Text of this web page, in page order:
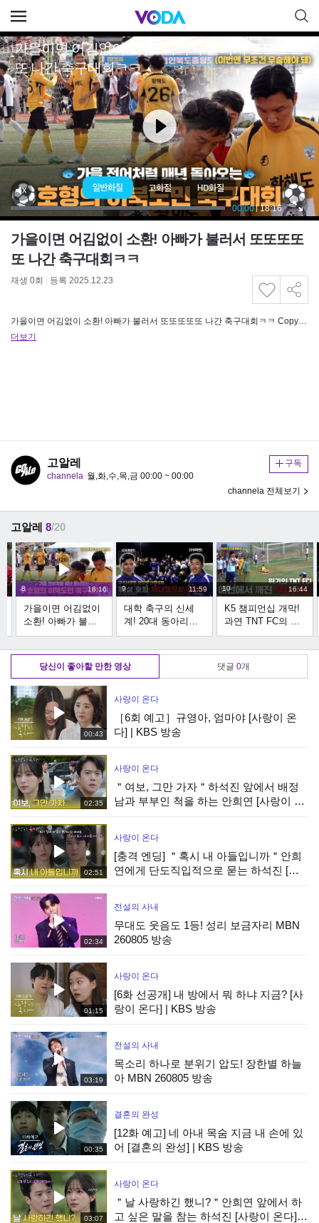
가을이면 어김없이 소환! 아빠가 불러서 또또또또
또 나간 축구대회ㅋㅋ
재생 0회 등록 2025.12.23
가을이면 어김없이 소환! 아빠가 불러서 또또또또또 나간 축구대회ㅋㅋ Copyright Ⓒ 채널A. All rights res…
더보기
고알레
channela 월,화,수,목,금 00:00 ~ 00:00
구독
channela 전체보기
고알레 8/20
8 18:16
가을이면 어김없이
소환! 아빠가 불러
서 또또또또또 나간
축구대회ㅋㅋ
9 11:59
대학 축구의 신세
계! 20대 동아리에
05·09학번 레전드
형들이 떴다!
10 16:44
K5 챔피언십 개막!
과연 TNT FC의 예
선 결과는?!
당신이 좋아할 만한 영상 댓글 0개
00:43
사랑이 온다
［6회 예고］규영아, 엄마야 [사랑이 온
다] | KBS 방송
02:35
사랑이 온다
＂여보, 그만 가자＂하석진 앞에서 배정
남과 부부인 척을 하는 안희연 [사랑이 온
02:51
사랑이 온다
[충격 엔딩] ＂혹시 내 아들입니까＂안희
연에게 단도직입적으로 묻는 하석진 [사
02:34
전설의 사내
무대도 웃음도 1등! 성리 보금자리 MBN
260805 방송
01:15
사랑이 온다
[6화 선공개] 내 방에서 뭐 하냐 지금? [사
랑이 온다] | KBS 방송
03:19
전설의 사내
목소리 하나로 분위기 압도! 장한별 하늘
아 MBN 260805 방송
00:35
결혼의 완성
[12화 예고] 네 아내 목숨 지금 내 손에 있
어 [결혼의 완성] | KBS 방송
03:07
사랑이 온다
＂날 사랑하긴 했니?＂안희연 앞에서 하
고 싶은 말을 참는 하석진 [사랑이 온다] |